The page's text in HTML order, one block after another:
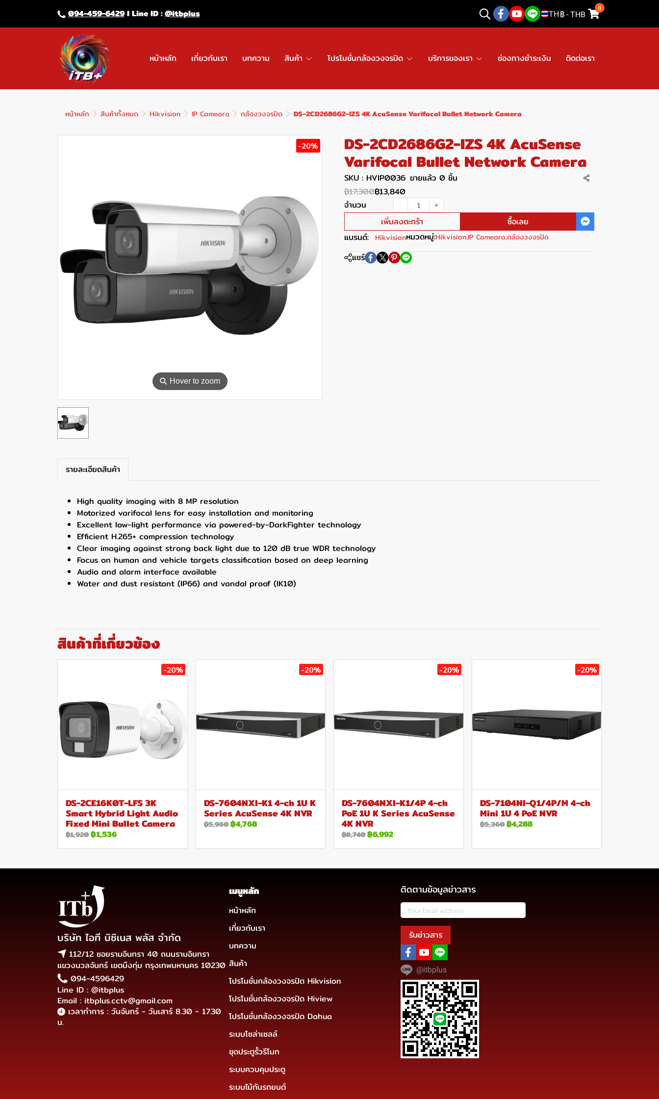
094-459-6429l Line lD :@itbplus TH ฿ - THB
0
หน้าหลัก เกี่ยวกับเรา บทความ สินค้า โปรโมชั่นกล้องวงจรปิด บริการของเรา ช่องทางชำระเงิน ติดต่อเรา
หน้าหลัก สินค้าทั้งหมด Hikvision IP Cameara กล้องวงจรปิด DS-2CD2686G2-IZS 4K AcuSense Varifocal Bullet Network Camera
⚲ Hover to zoom
-20% DS-2CD2686G2-IZS 4K AcuSense
Varifocal Bullet Network Camera
SKU : HVIP0036 ขายแล้ว 0 ชิ้น แชร์
฿17,300฿13,840
จำนวน
เพิ่มลงตะกร้า
ซื้อเลย
แบรนด์: Hikvisionหมวดหมู่:Hikvision,IP Cameara,กล้องวงจรปิด
แชร์
รายละเอียดสินค้า
High quality imaging with 8 MP resolution
Motorized varifocal lens for easy installation and monitoring
Excellent low-light performance via powered-by-DarkFighter technology
Efficient H.265+ compression technology
Clear imaging against strong back light due to 120 dB true WDR technology
Focus on human and vehicle targets classification based on deep learning
Audio and alarm interface available
Water and dust resistant (IP66) and vandal proof (IK10)
สินค้าที่เกี่ยวข้อง
-20%
DS-2CE16K0T-LFS 3K
Smart Hybrid Light Audio
Fixed Mini Bullet Camera
฿1,920฿1,536
-20%
DS-7604NXI-K1 4-ch 1U K
Series AcuSense 4K NVR
฿5,960 ฿4,768
-20%
DS-7604NXI-K1/4P 4-ch
PoE 1U K Series AcuSense
4K NVR
฿8,740฿6,992
-20%
DS-7104NI-Q1/4P/M 4-ch
Mini 1U 4 PoE NVR
฿5,360 ฿4,288
บริษัท ไอที บิซิเนส พลัส จำกัด
112/12 ซอยรามอินทรา 40 ถนนรามอินทรา
แขวงนวลจันทร์ เขตบึงกุ่ม กรุงเทพมหานคร 10230
094-4596429
Line ID : @itbplus
Email : itbplus.cctv@gmail.com
เวลาทำการ : วันจันทร์ - วันเสาร์ 8.30 - 17.30
น.
เมนูหลัก
หน้าหลัก
เกี่ยวกับเรา
บทความ
สินค้า
โปรโมชั่นกล้องวงจรปิด Hikvision
โปรโมชั่นกล้องวงจรปิด Hiview
โปรโมชั่นกล้องวงจรปิด Dahua
ระบบโซล่าเซลล์
ชุดประตูรั้วรีโมท
ระบบควบคุมประตู
ระบบไม้กันรถยนต์
ติดตามข้อมูลข่าวสาร
รับข่าวสาร
@itbplus